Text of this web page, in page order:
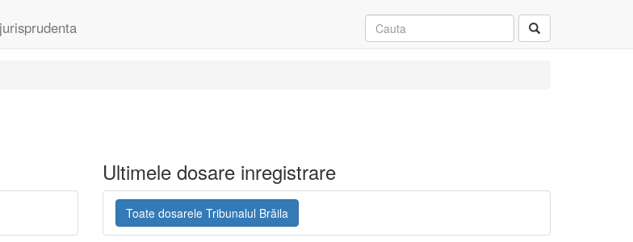
Ultimele dosare inregistrare
Toate dosarele Tribunalul Brăila